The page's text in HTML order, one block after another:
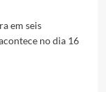
em seis
no dia 16